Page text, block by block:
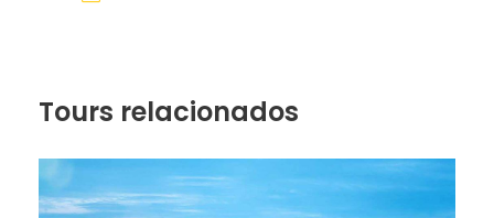
AMRESORTS SUNSCAPE AKUMAL
RESORT & SPA..
Tours relacionados